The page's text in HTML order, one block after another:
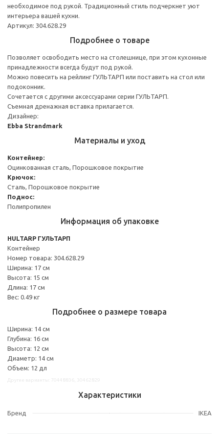
необходимое под рукой. Традиционный стиль подчеркнет уют
интерьера вашей кухни.
Артикул: 304.628.29
Подробнее о товаре
Позволяет освободить место на столешнице, при этом кухонные
принадлежности всегда будут под рукой.
Можно повесить на рейлинг ГУЛЬТАРП или поставить на стол или
подоконник.
Сочетается с другими аксессуарами серии ГУЛЬТАРП.
Съемная дренажная вставка прилагается.
Дизайнер:
Ebba Strandmark
Материалы и уход
Контейнер:
Оцинкованная сталь, Порошковое покрытие
Крючок:
Сталь, Порошковое покрытие
Поднос:
Полипропилен
Информация об упаковке
HULTARP ГУЛЬТАРП
Контейнер
Номер товара: 304.628.29
Ширина: 17 см
Высота: 15 см
Длина: 17 см
Вес: 0.49 кг
Подробнее о размере товара
Ширина: 14 см
Глубина: 16 см
Высота: 12 см
Диаметр: 14 см
Объем: 12 дл
Характеристики
Бренд IKEA